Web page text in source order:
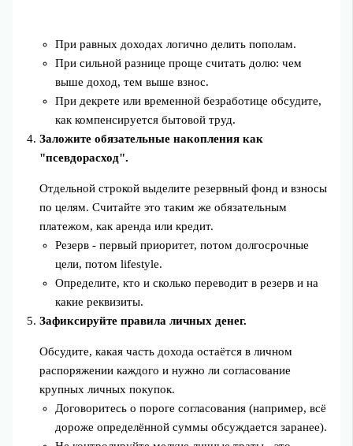
При равных доходах логично делить пополам.
При сильной разнице проще считать долю: чем
выше доход, тем выше взнос.
При декрете или временной безработице обсудите,
как компенсируется бытовой труд.
Заложите обязательные накопления как
"псевдорасход".
Отдельной строкой выделите резервный фонд и взносы
по целям. Считайте это таким же обязательным
платежом, как аренда или кредит.
Резерв - первый приоритет, потом долгосрочные
цели, потом lifestyle.
Определите, кто и сколько переводит в резерв и на
какие реквизиты.
Зафиксируйте правила личных денег.
Обсудите, какая часть дохода остаётся в личном
распоряжении каждого и нужно ли согласование
крупных личных покупок.
Договоритесь о пороге согласования (например, всё
дороже определённой суммы обсуждается заранее).